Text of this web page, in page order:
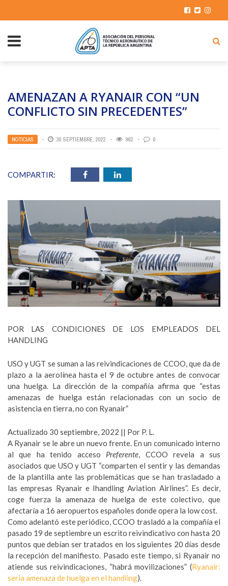
AMENAZAN A RYANAIR CON “UN
CONFLICTO SIN PRECEDENTES”
NOTICIAS 30 SEPTIEMBRE, 2022 962 0
COMPARTIR:
POR LAS CONDICIONES DE LOS EMPLEADOS DEL
HANDLING
USO y UGT se suman a las reivindicaciones de CCOO, que da de
plazo a la aerolínea hasta el 9 de octubre antes de convocar
una huelga. La dirección de la compañía afirma que “estas
amenazas de huelga están relacionadas con un socio de
asistencia en tierra, no con Ryanair”
Actualizado 30 septiembre, 2022 || Por P. L.
A Ryanair se le abre un nuevo frente. En un comunicado interno
al que ha tenido acceso Preferente, CCOO revela a sus
asociados que USO y UGT “comparten el sentir y las demandas
de la plantilla ante las problemáticas que se han trasladado a
las empresas Ryanair e Ihandling Aviation Airlines”. Es decir,
coge fuerza la amenaza de huelga de este colectivo, que
afectaría a 16 aeropuertos españoles donde opera la low cost.
Como adelantó este periódico, CCOO trasladó a la compañía el
pasado 19 de septiembre un escrito reivindicativo con hasta 20
puntos que debían ser tratados en los siguientes 20 días desde
la recepción del manifiesto. Pasado este tiempo, si Ryanair no
atiende sus reivindicaciones, “habrá movilizaciones” (Ryanair:
seria amenaza de huelga en el handling).